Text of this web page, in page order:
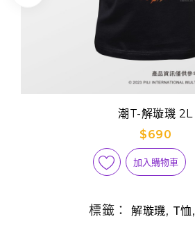
潮T-解璇璣 2L
$690
加入購物車
標籤：解璇璣, T恤,